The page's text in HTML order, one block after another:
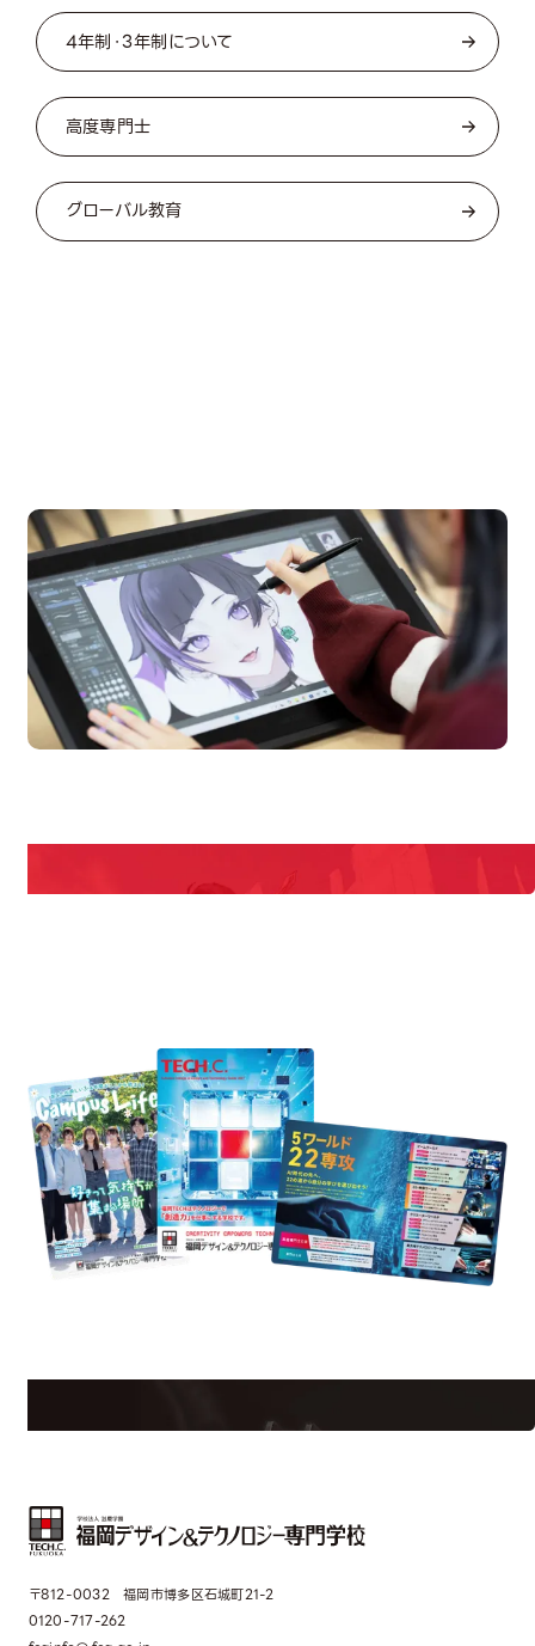
4年制・3年制について
高度専門士
グローバル教育
Campus Open
Information
〒812-0032 福岡市博多区石城町21-2
0120-717-262